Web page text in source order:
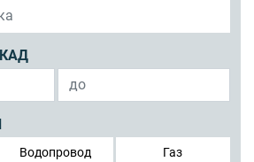
Водопровод Газ